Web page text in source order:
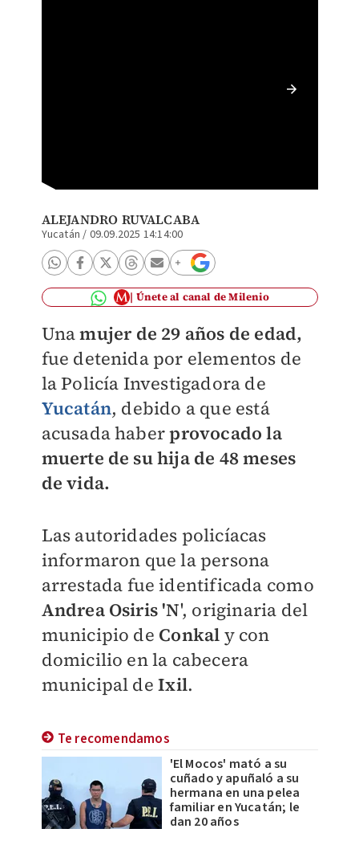
ALEJANDRO RUVALCABA
Yucatán / 09.09.2025 14:14:00
Únete al canal de Milenio
Unamujer de 29 años de edad,
fue detenida por elementos de
la Policía Investigadora de
Yucatán, debido a que está
acusada haberprovocado la
muerte de su hija de 48 meses
de vida.
Las autoridades policíacas
informaron que la persona
arrestada fue identificada como
Andrea Osiris 'N', originaria del
municipio de Conkal y con
domicilio en la cabecera
municipal deIxil.
Te recomendamos
'El Mocos' mató a su
cuñado y apuñaló a su
hermana en una pelea
familiar en Yucatán; le
dan 20 años